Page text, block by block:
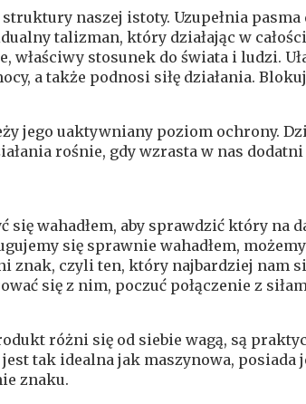
naszej istoty. Uzupełnia pasma
talizman, który działając w
właściwy stosunek do świata i ludzi.
a także podnosi siłę działania.
jego uaktywniany poziom ochrony.
rośnie, gdy wzrasta w nas dodatni
wahadłem, aby sprawdzić który na
się sprawnie wahadłem,
czyli ten, który najbardziej nam
się z nim, poczuć połączenie z
różni się od siebie wagą, są
tak idealna jak maszynowa, posiada
znaku.